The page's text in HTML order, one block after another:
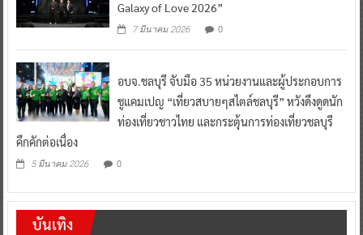
Galaxy of Love 2026”
7 มีนาคม 2026 0
อบจ.ชลบุรี จับมือ 35 หน่วยงานและผู้ประกอบการ
ชูแคมเปญ “เที่ยวสบายๆสไตล์ชลบุรี” หวังดึงดูดนัก
ท่องเที่ยวชาวไทย และกระตุ้นการท่องเที่ยวชลบุรี
คึกคักต่อเนื่อง
5 มีนาคม 2026 0
บันเทิง